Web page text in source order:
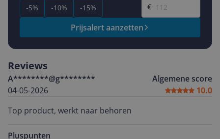
-5% -10% -15%
€
Prijsalert aanzetten
Reviews
A********@g********
04-05-2026
Algemene score
10.0
Top product, werkt naar behoren
Pluspunten